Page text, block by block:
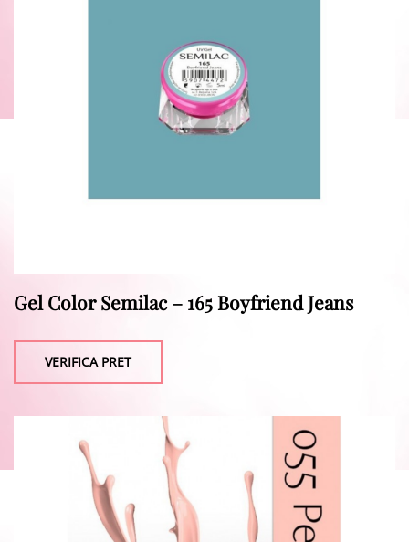
Gel Color Semilac – 165 Boyfriend Jeans
VERIFICA PRET